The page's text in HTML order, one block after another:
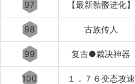
97 【最新骷髅进化】
98 古族传人
99 复古●裁决神器
100 １．７６变态攻速